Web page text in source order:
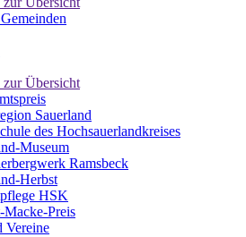
Übersicht
Sauerland
des Hochsauerlandkreises
Museum
Ramsbeck
Herbst
HSK
Macke-Preis
Vereine